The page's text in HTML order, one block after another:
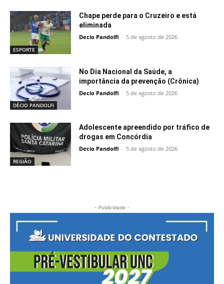
ESPORTE
Chape perde para o Cruzeiro e está
eliminada
Decio Pandolfi - 5 de agosto de 2026
DÉCIO PANDOLFI
No Dia Nacional da Saúde, a
importância da prevenção (Crônica)
Decio Pandolfi - 5 de agosto de 2026
REGIÃO
Adolescente apreendido por tráfico de
drogas em Concórdia
Decio Pandolfi - 5 de agosto de 2026
- Publicidade -